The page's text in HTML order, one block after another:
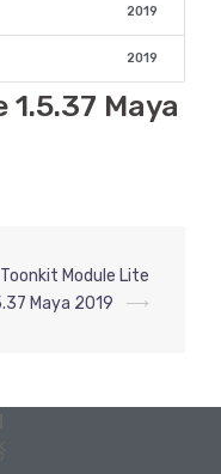
2019
2019
Maya
Toonkit Module Lite
Maya 2019
⟶